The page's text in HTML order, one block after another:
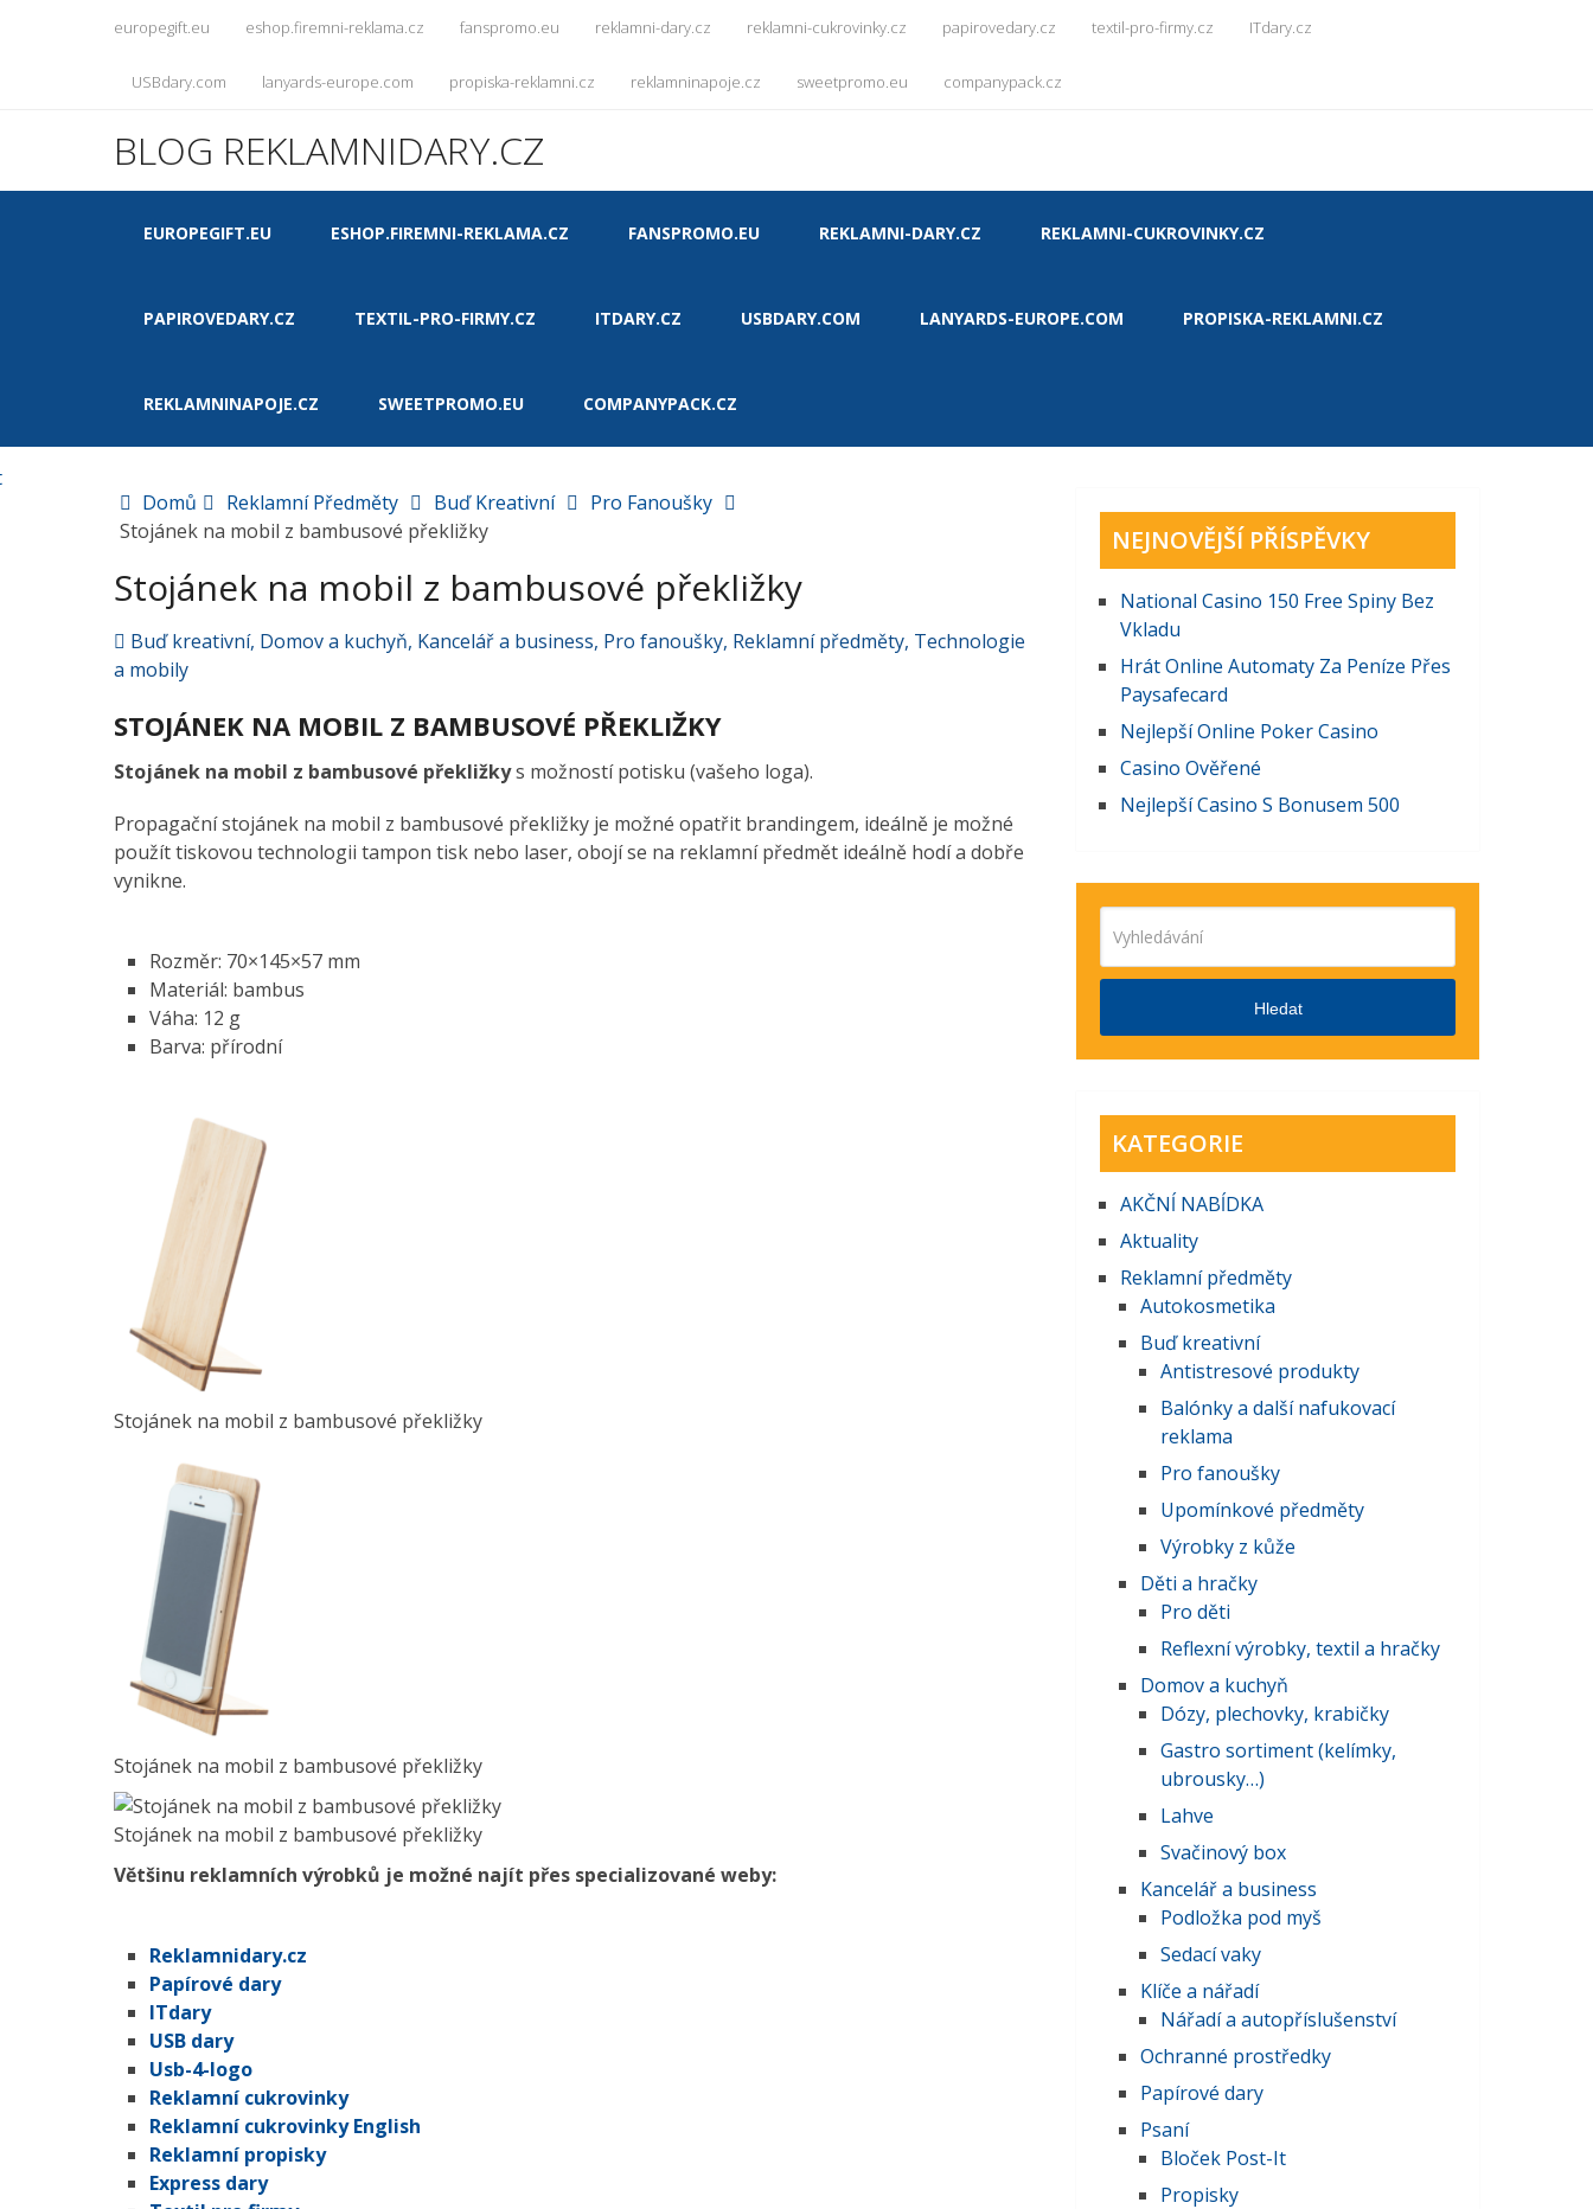
europegift.eu eshop.firemni-reklama.cz fanspromo.eu reklamni-dary.cz reklamni-cukrovinky.cz papirovedary.cz textil-pro-firmy.cz ITdary.cz
USBdary.com lanyards-europe.com propiska-reklamni.cz reklamninapoje.cz sweetpromo.eu companypack.cz
BLOG REKLAMNIDARY.CZ
EUROPEGIFT.EU ESHOP.FIREMNI-REKLAMA.CZ FANSPROMO.EU REKLAMNI-DARY.CZ REKLAMNI-CUKROVINKY.CZ
PAPIROVEDARY.CZ TEXTIL-PRO-FIRMY.CZ ITDARY.CZ USBDARY.COM LANYARDS-EUROPE.COM PROPISKA-REKLAMNI.CZ
REKLAMNINAPOJE.CZ SWEETPROMO.EU COMPANYPACK.CZ
Domů Reklamní Předměty Buď Kreativní
Pro Fanoušky
Stojánek na mobil z bambusové překližky
Stojánek na mobil z bambusové překližky
Buď kreativní, Domov a kuchyň, Kancelář a business, Pro fanoušky, Reklamní předměty, Technologie
a mobily
STOJÁNEK NA MOBIL Z BAMBUSOVÉ PŘEKLIŽKY
Stojánek na mobil z bambusové překližkys možností potisku (vašeho loga).
Propagační stojánek na mobil z bambusové překližky je možné opatřit brandingem, ideálně je možné
použít tiskovou technologii tampon tisk nebo laser, obojí se na reklamní předmět ideálně hodí a dobře
vynikne.
Rozměr: 70×145×57 mm
Materiál: bambus
Váha: 12 g
Barva: přírodní
Stojánek na mobil z bambusové překližky
Stojánek na mobil z bambusové překližky
Stojánek na mobil z bambusové překližky
Většinu reklamních výrobků je možné najít přes specializované weby:
Reklamnidary.cz
Papírové dary
ITdary
USB dary
Usb-4-logo
Reklamní cukrovinky
Reklamní cukrovinky English
Reklamní propisky
Express dary
NEJNOVĚJŠÍ PŘÍSPĚVKY
National Casino 150 Free Spiny Bez
Vkladu
Hrát Online Automaty Za Peníze Přes
Paysafecard
Nejlepší Online Poker Casino
Casino Ověřené
Nejlepší Casino S Bonusem 500
Hledat
KATEGORIE
AKČNĺ NABĺDKA
Aktuality
Reklamní předměty
Autokosmetika
Buď kreativní
Antistresové produkty
Balónky a další nafukovací
reklama
Pro fanoušky
Upomínkové předměty
Výrobky z kůže
Děti a hračky
Pro děti
Reflexní výrobky, textil a hračky
Domov a kuchyň
Dózy, plechovky, krabičky
Gastro sortiment (kelímky,
ubrousky…)
Lahve
Svačinový box
Kancelář a business
Podložka pod myš
Sedací vaky
Klíče a nářadí
Nářadí a autopříslušenství
Ochranné prostředky
Papírové dary
Psaní
Bloček Post-It
Propisky